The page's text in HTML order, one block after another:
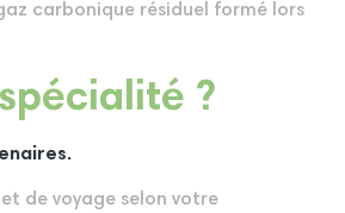
carbonique résiduel formé lors
?
de voyage selon votre